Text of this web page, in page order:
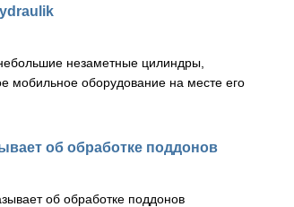
незаметные цилиндры,
мобильное оборудование на месте его
об обработке поддонов
об обработке поддонов